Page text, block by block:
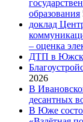
образования
доклад
– оценка
ДТП в
2026
В
десантных
В Юже